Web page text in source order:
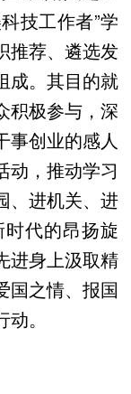
技工作者”学
推荐、遴选发
成。其目的就
积极参与，深
事创业的感人
动，推动学习
、进机关、进
代的昂扬旋
进身上汲取精
国之情、报国
。